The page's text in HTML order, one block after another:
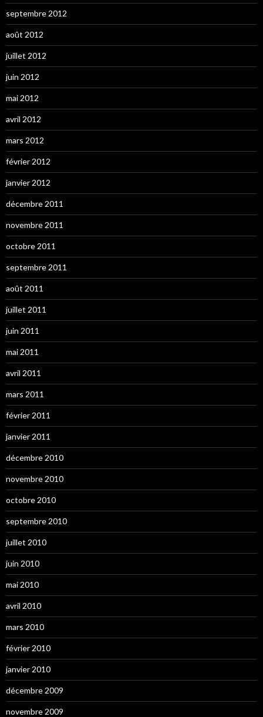
septembre 2012
août 2012
juillet 2012
juin 2012
mai 2012
avril 2012
mars 2012
février 2012
janvier 2012
décembre 2011
novembre 2011
octobre 2011
septembre 2011
août 2011
juillet 2011
juin 2011
mai 2011
avril 2011
mars 2011
février 2011
janvier 2011
décembre 2010
novembre 2010
octobre 2010
septembre 2010
juillet 2010
juin 2010
mai 2010
avril 2010
mars 2010
février 2010
janvier 2010
décembre 2009
novembre 2009